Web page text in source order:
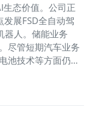
态价值。公司正
展FSD全自动驾
人。储能业务
尽管短期汽车业务
池技术等方面仍具